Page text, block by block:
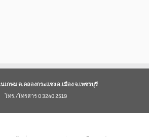
เกษม ต.คลองกระแชง อ.เมือง จ.เพชรบุรี
โทร./โทรสาร 0 3240 2519